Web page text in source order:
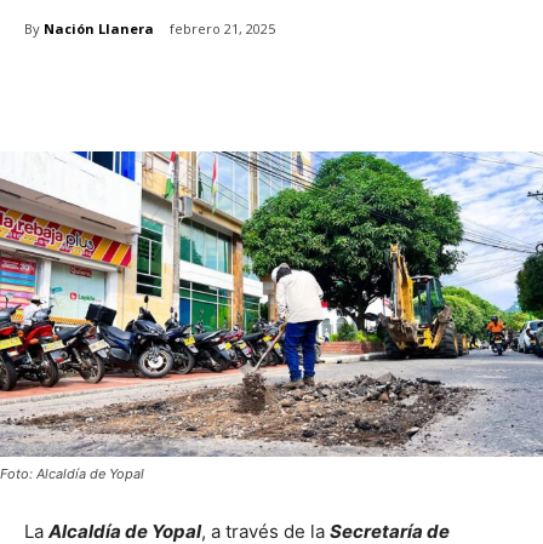
By Nación Llanera febrero 21, 2025
Foto: Alcaldía de Yopal
La Alcaldía de Yopal, a través de la Secretaría de